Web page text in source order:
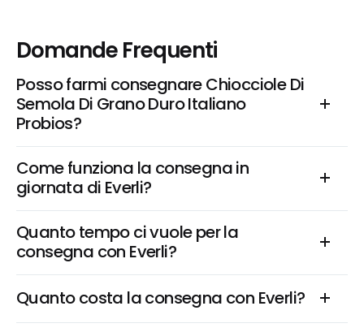
Domande Frequenti
Posso farmi consegnare Chiocciole Di
Semola Di Grano Duro Italiano
Probios?
Come funziona la consegna in
giornata di Everli?
Quanto tempo ci vuole per la
consegna con Everli?
Quanto costa la consegna con Everli?